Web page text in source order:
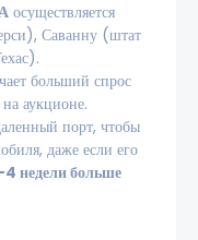
осуществляется
Саванну (штат
больший спрос
аукционе.
порт, чтобы
даже если его
недели больше